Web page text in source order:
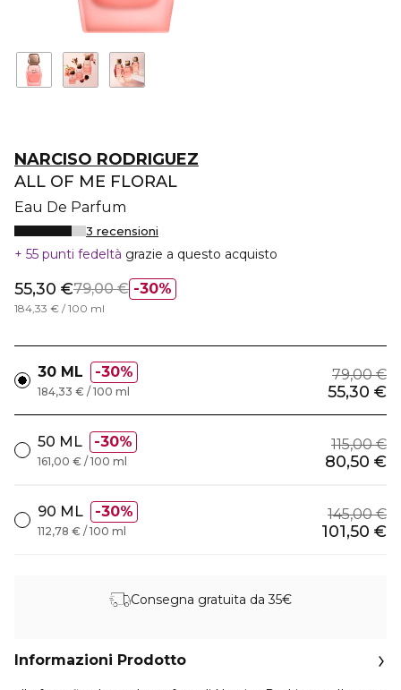
NARCISO RODRIGUEZ
ALL OF ME FLORAL
Eau De Parfum
3 recensioni
55 punti fedeltà grazie a questo acquisto
30%
55,30 €79,00 €
184,33 € / 100 ml
30 ML 30% 79,00 €
55,30 €
184,33 € / 100 ml
50 ML 30% 115,00 €
80,50 €
161,00 € / 100 ml
90 ML 30% 145,00 €
101,50 €
112,78 € / 100 ml
Consegna gratuita da 35€
Informazioni Prodotto